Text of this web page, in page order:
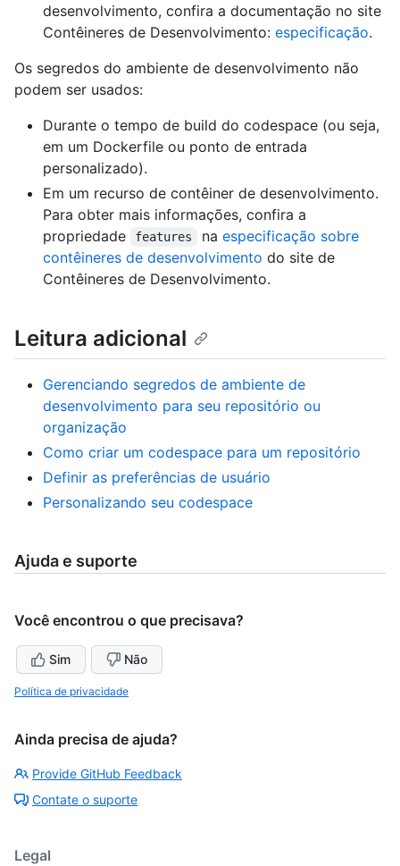
desenvolvimento, confira a documentação no site
Contêineres de Desenvolvimento: especificação.
Os segredos do ambiente de desenvolvimento não
podem ser usados:
Durante o tempo de build do codespace (ou seja,
em um Dockerfile ou ponto de entrada
personalizado).
Em um recurso de contêiner de desenvolvimento.
Para obter mais informações, confira a
propriedade
features na especificação sobre
contêineres de desenvolvimento do site de
Contêineres de Desenvolvimento.
Leitura adicional
Gerenciando segredos de ambiente de
desenvolvimento para seu repositório ou
organização
Como criar um codespace para um repositório
Definir as preferências de usuário
Personalizando seu codespace
Ajuda e suporte
Você encontrou o que precisava?
Sim Não
Política de privacidade
Ainda precisa de ajuda?
Provide GitHub Feedback
Contate o suporte
Legal